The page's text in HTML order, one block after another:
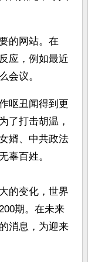
的网站。在
应，例如最近
会议。
呕丑闻得到更
了打击胡温，
婿、中共政法
辜百姓。
的变化，世界
期。在未来
消息，为迎来